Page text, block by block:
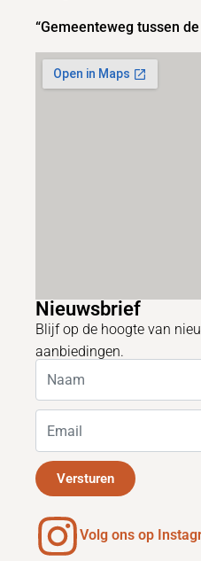
“Gemeenteweg tussen
Nieuwsbrief
Blijf op de hoogte van
aanbiedingen.
Versturen
Volg ons op